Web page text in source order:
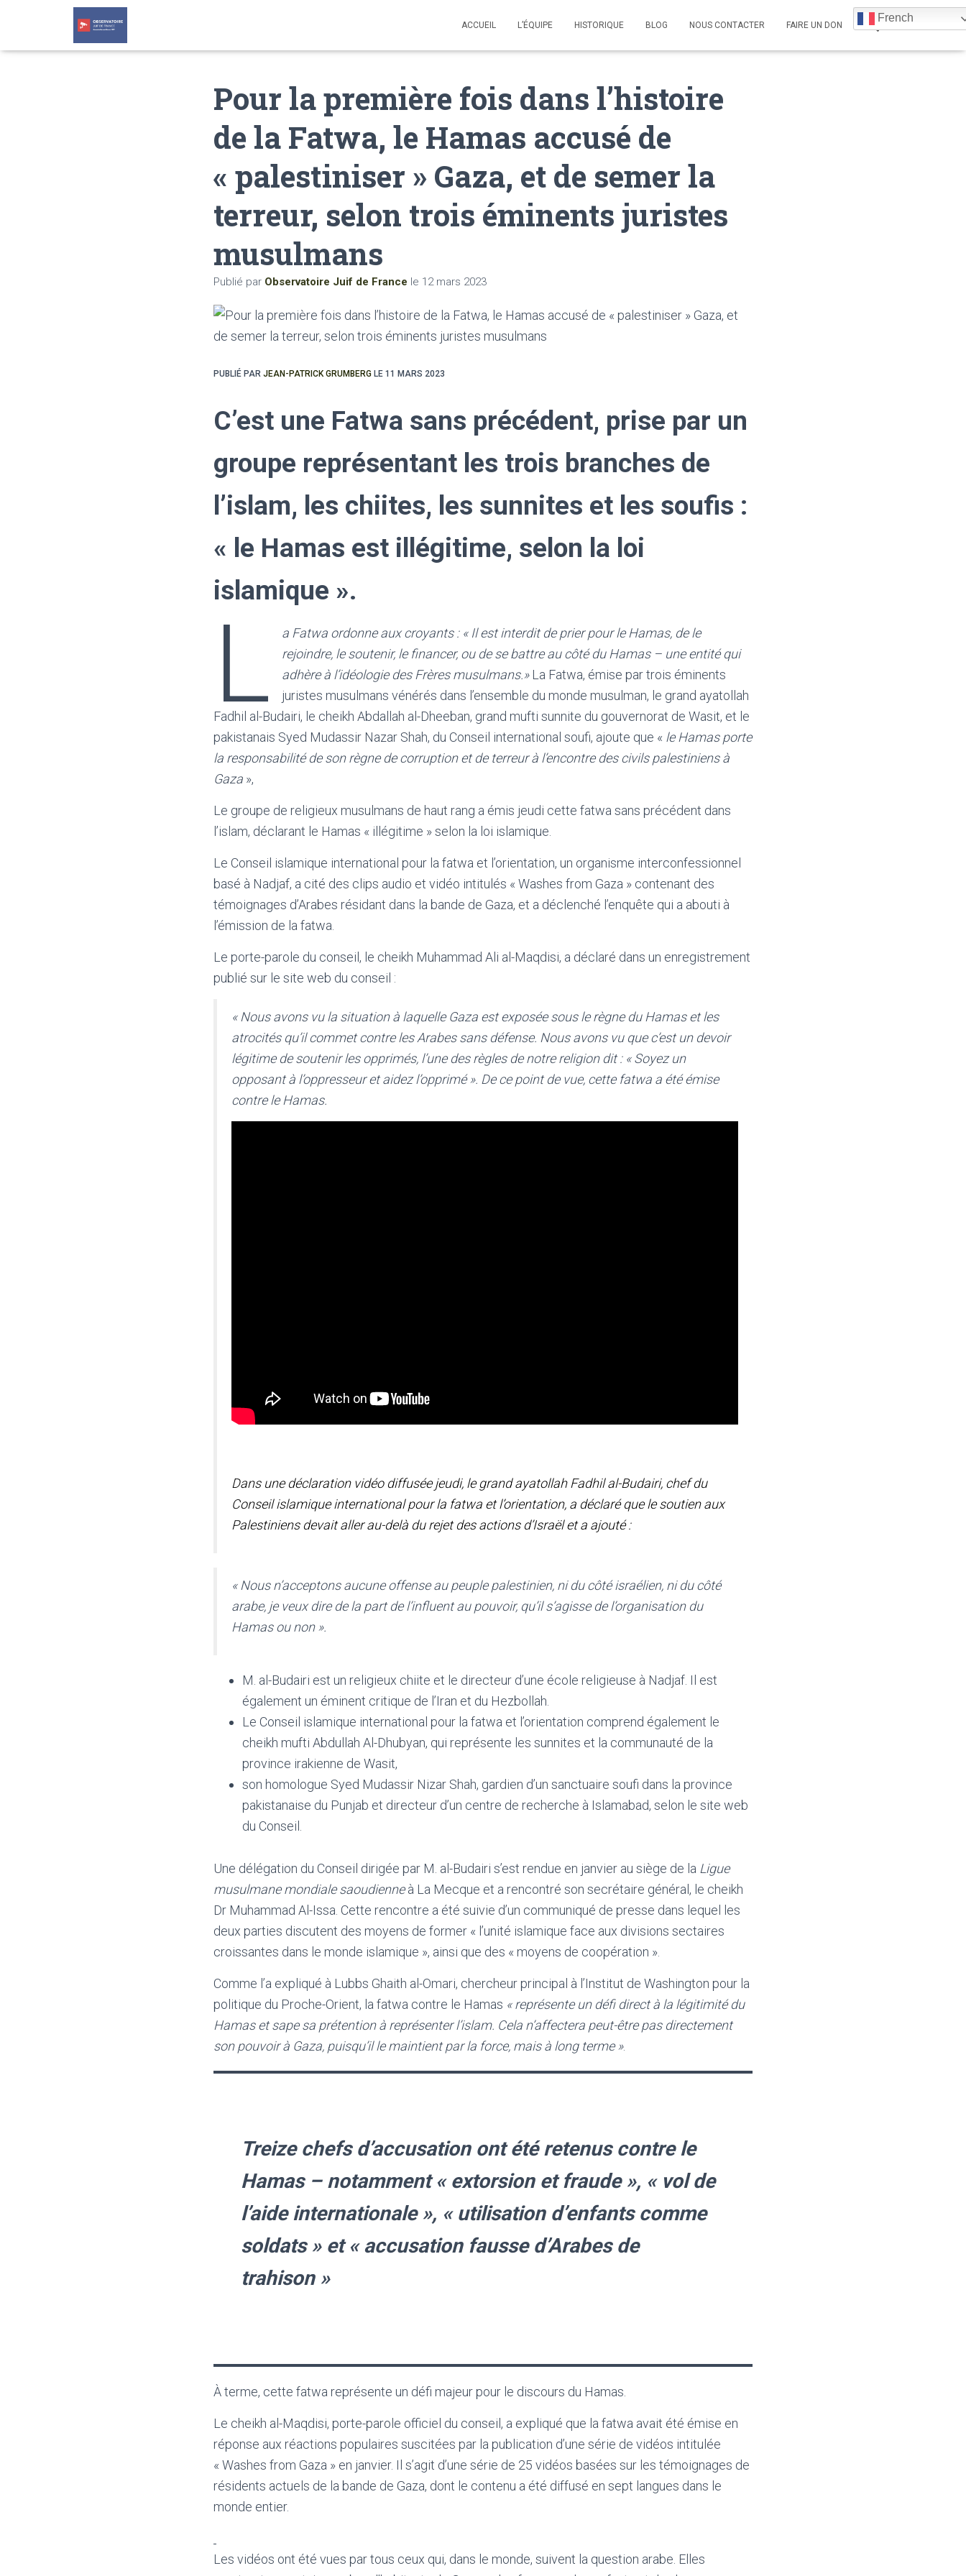
ACCUEIL L’ÉQUIPE HISTORIQUE BLOG NOUS CONTACTER FAIRE UN DON
French
Pour la première fois dans l’histoire
de la Fatwa, le Hamas accusé de
« palestiniser » Gaza, et de semer la
terreur, selon trois éminents juristes
musulmans
Publié par Observatoire Juif de France le 12 mars 2023
PUBLIÉ PAR JEAN-PATRICK GRUMBERG LE 11 MARS 2023
C’est une Fatwa sans précédent, prise par un
groupe représentant les trois branches de
l’islam, les chiites, les sunnites et les soufis :
« le Hamas est illégitime, selon la loi
islamique ».
L
a Fatwa ordonne aux croyants : « Il est interdit de prier pour le Hamas, de le
rejoindre, le soutenir, le financer, ou de se battre au côté du Hamas – une entité qui
adhère à l’idéologie des Frères musulmans.»La Fatwa, émise par trois éminents
juristes musulmans vénérés dans l’ensemble du monde musulman, le grand ayatollah
Fadhil al-Budairi, le cheikh Abdallah al-Dheeban, grand mufti sunnite du gouvernorat de Wasit, et le
pakistanais Syed Mudassir Nazar Shah, du Conseil international soufi, ajoute que « le Hamas porte
la responsabilité de son règne de corruption et de terreur à l’encontre des civils palestiniens à
Gaza »,
Le groupe de religieux musulmans de haut rang a émis jeudi cette fatwa sans précédent dans
l’islam, déclarant le Hamas « illégitime » selon la loi islamique.
Le Conseil islamique international pour la fatwa et l’orientation, un organisme interconfessionnel
basé à Nadjaf, a cité des clips audio et vidéo intitulés « Washes from Gaza » contenant des
témoignages d’Arabes résidant dans la bande de Gaza, et a déclenché l’enquête qui a abouti à
l’émission de la fatwa.
Le porte-parole du conseil, le cheikh Muhammad Ali al-Maqdisi, a déclaré dans un enregistrement
publié sur le site web du conseil :
« Nous avons vu la situation à laquelle Gaza est exposée sous le règne du Hamas et les
atrocités qu’il commet contre les Arabes sans défense. Nous avons vu que c’est un devoir
légitime de soutenir les opprimés, l’une des règles de notre religion dit : « Soyez un
opposant à l’oppresseur et aidez l’opprimé ». De ce point de vue, cette fatwa a été émise
contre le Hamas.
Dans une déclaration vidéo diffusée jeudi, le grand ayatollah Fadhil al-Budairi, chef du
Conseil islamique international pour la fatwa et l’orientation, a déclaré que le soutien aux
Palestiniens devait aller au-delà du rejet des actions d’Israël et a ajouté :
« Nous n’acceptons aucune offense au peuple palestinien, ni du côté israélien, ni du côté
arabe, je veux dire de la part de l’influent au pouvoir, qu’il s’agisse de l’organisation du
Hamas ou non ».
M. al-Budairi est un religieux chiite et le directeur d’une école religieuse à Nadjaf. Il est
également un éminent critique de l’Iran et du Hezbollah.
Le Conseil islamique international pour la fatwa et l’orientation comprend également le
cheikh mufti Abdullah Al-Dhubyan, qui représente les sunnites et la communauté de la
province irakienne de Wasit,
son homologue Syed Mudassir Nizar Shah, gardien d’un sanctuaire soufi dans la province
pakistanaise du Punjab et directeur d’un centre de recherche à Islamabad, selon le site web
du Conseil.
Une délégation du Conseil dirigée par M. al-Budairi s’est rendue en janvier au siège de la Ligue
musulmane mondiale saoudienneà La Mecque et a rencontré son secrétaire général, le cheikh
Dr Muhammad Al-Issa. Cette rencontre a été suivie d’un communiqué de presse dans lequel les
deux parties discutent des moyens de former « l’unité islamique face aux divisions sectaires
croissantes dans le monde islamique », ainsi que des « moyens de coopération ».
Comme l’a expliqué à Lubbs Ghaith al-Omari, chercheur principal à l’Institut de Washington pour la
politique du Proche-Orient, la fatwa contre le Hamas « représente un défi direct à la légitimité du
Hamas et sape sa prétention à représenter l’islam. Cela n’affectera peut-être pas directement
son pouvoir à Gaza, puisqu’il le maintient par la force, mais à long terme ».
Treize chefs d’accusation ont été retenus contre le
Hamas – notamment « extorsion et fraude », « vol de
l’aide internationale », « utilisation d’enfants comme
soldats » et « accusation fausse d’Arabes de
trahison »
À terme, cette fatwa représente un défi majeur pour le discours du Hamas.
Le cheikh al-Maqdisi, porte-parole officiel du conseil, a expliqué que la fatwa avait été émise en
réponse aux réactions populaires suscitées par la publication d’une série de vidéos intitulée
« Washes from Gaza » en janvier. Il s’agit d’une série de 25 vidéos basées sur les témoignages de
résidents actuels de la bande de Gaza, dont le contenu a été diffusé en sept langues dans le
monde entier.
Les vidéos ont été vues par tous ceux qui, dans le monde, suivent la question arabe. Elles